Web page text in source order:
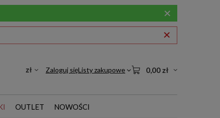
zł Zaloguj sięListy zakupowe 0,00 zł
OUTLET NOWOŚCI